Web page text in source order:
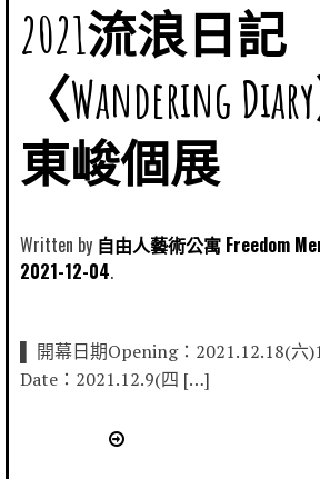
2021流浪日記
〈Wandering
東峻個展
Written by 自由人藝術公寓 Freedom
2021-12-04
▌ 開幕日期Opening：2021.12.18(六
Date：2021.12.9(四 […]